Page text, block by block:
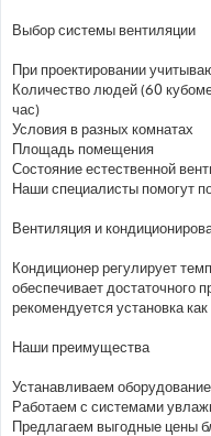
Выбор системы вентиляции
При проектировании
Количество людей (60
час)
Условия в разных комнатах
Площадь помещения
Состояние естественной
Наши специалисты помогут
Вентиляция и
Кондиционер регулирует
обеспечивает достаточного
рекомендуется установка
Наши преимущества
Устанавливаем
Работаем с системами
Предлагаем выгодные цены